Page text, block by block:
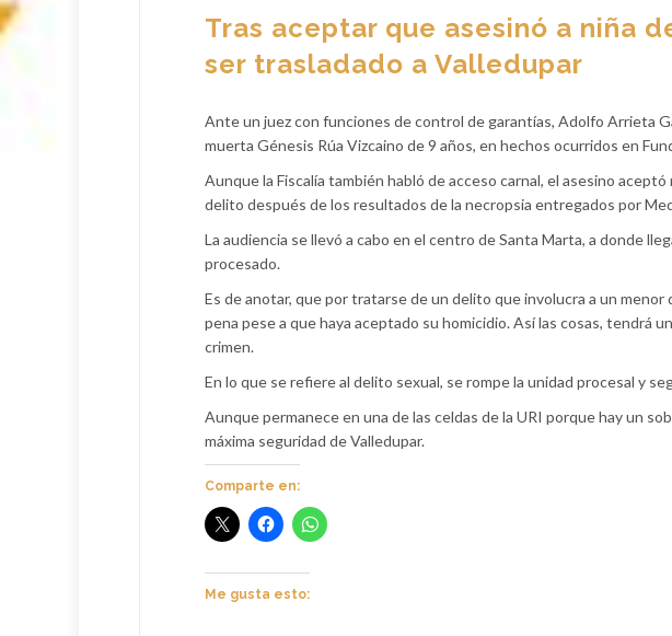
Tras aceptar que asesinó a niña
ser trasladado a Valledupar
Ante un juez con funciones de control de garantías, Adolfo Arrieta
muerta Génesis Rúa Vizcaino de 9 años, en hechos ocurridos en
Aunque la Fiscalía también habló de acceso carnal, el asesino
delito después de los resultados de la necropsia entregados por
La audiencia se llevó a cabo en el centro de Santa Marta, a donde
procesado.
Es de anotar, que por tratarse de un delito que involucra a un
pena pese a que haya aceptado su homicidio. Así las cosas, tendrá
crimen.
En lo que se refiere al delito sexual, se rompe la unidad procesal y
Aunque permanece en una de las celdas de la URI porque hay un
máxima seguridad de Valledupar.
Comparte en:
Me gusta esto: